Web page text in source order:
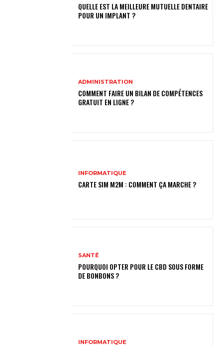
QUELLE EST LA MEILLEURE MUTUELLE DENTAIRE
POUR UN IMPLANT ?
ADMINISTRATION
COMMENT FAIRE UN BILAN DE COMPÉTENCES
GRATUIT EN LIGNE ?
INFORMATIQUE
CARTE SIM M2M : COMMENT ÇA MARCHE ?
SANTÉ
POURQUOI OPTER POUR LE CBD SOUS FORME
DE BONBONS ?
INFORMATIQUE